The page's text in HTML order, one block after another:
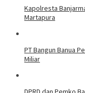
Kapolresta
Martapura
PT Bangun Banua
Miliar